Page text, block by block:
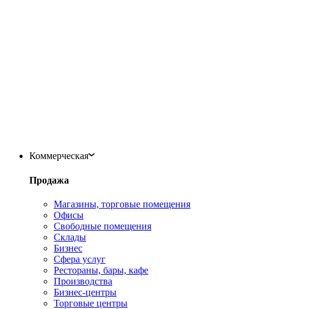
Коммерческая
Продажа
Магазины, торговые помещения
Офисы
Свободные помещения
Склады
Бизнес
Сфера услуг
Рестораны, бары, кафе
Производства
Бизнес-центры
Торговые центры